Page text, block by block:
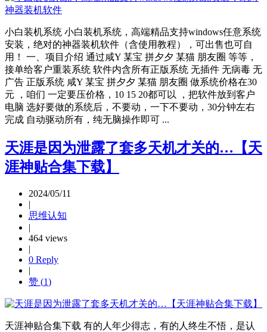
小白装机系统 小白装机系统，高端精品支持windows任意系统
安装，绝对的神器装机软件（含使用教程），可出售也可自
用！ 一、项目介绍 通过咸Y 某宝 拼夕夕 某猫 朋友圈 等等，
接单给客户重装系统 软件内含所有正版系统 无插件 无病毒 无
广告 正版系统 咸Y 某宝 拼夕夕 某猫 朋友圈 做系统价格在30
元 ，咱们 一定要压价格，10 15 20都可以 ，把软件放到客户
电脑 选好要做的系统后，不要动，一下不要动，30分钟左右
完成 自动驱动所有，纯无脑操作即可 ...
天涯是因为泄露了套多天机才关的…【天
涯神贴合集下载】
2024/05/11
|
思维认知
|
464 views
|
0 Reply
|
赞 (1)
天涯神贴合集下载 有的人年少得志，有的人终生不悟，是认